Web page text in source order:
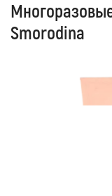
Smorodina